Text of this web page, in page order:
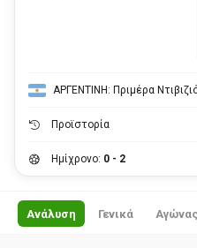
ΑΡΓΕΝΤΙΝΗ: Πριμέρα
Προϊστορία
Ημίχρονο: 0 - 2
Ανάλυση Γενικά Αγώνας